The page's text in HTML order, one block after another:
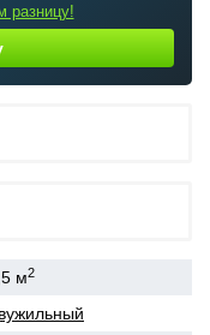
разницу!
м2